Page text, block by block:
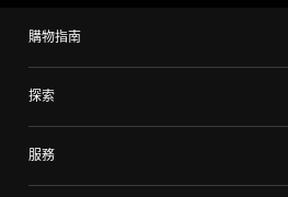
購物指南
探索
服務